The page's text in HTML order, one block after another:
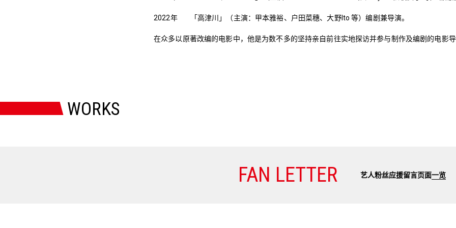
2022年 「高津川」（主演：甲本雅裕、户田菜穗、大野Ito 等）编剧兼导演。
在众多以原著改编的电影中，他是为数不多的坚持亲自前往实地探访并参与制作及编剧的电影
WORKS
FAN LETTER 艺人粉丝应援留言页面一览